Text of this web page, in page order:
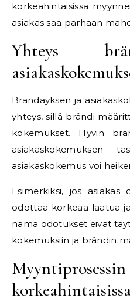
korkeahintaisissa
asiakas saa parhaan
Yhteys
Brändäyksen ja
yhteys, sillä brändi
kokemukset. Hyvin
asiakaskokemuksen
asiakaskokemus voi
Esimerkiksi, jos asiakas
odottaa korkeaa laatua
nämä odotukset eivät
kokemuksiin ja brändin